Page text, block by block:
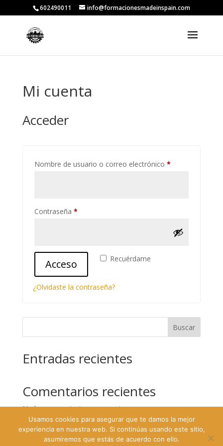
602490011 info@formacionesmadeinspain.com
Mi cuenta
Acceder
Nombre de usuario o correo electrónico *Obligatorio
Contraseña *Obligatorio
Recuérdame
Acceso
¿Olvidaste la contraseña?
Buscar
Entradas recientes
Comentarios recientes
No hay comentarios que mostrar.
Usamos cookies para asegurar que te damos la mejor
experiencia en nuestra web. Si continúas usando este sitio,
asumiremos que estás de acuerdo con ello.